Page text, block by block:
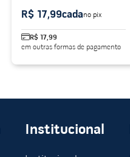
R$ 17,99
em outras formas de pagamento
R$ 17,99cadano pix
Institucional